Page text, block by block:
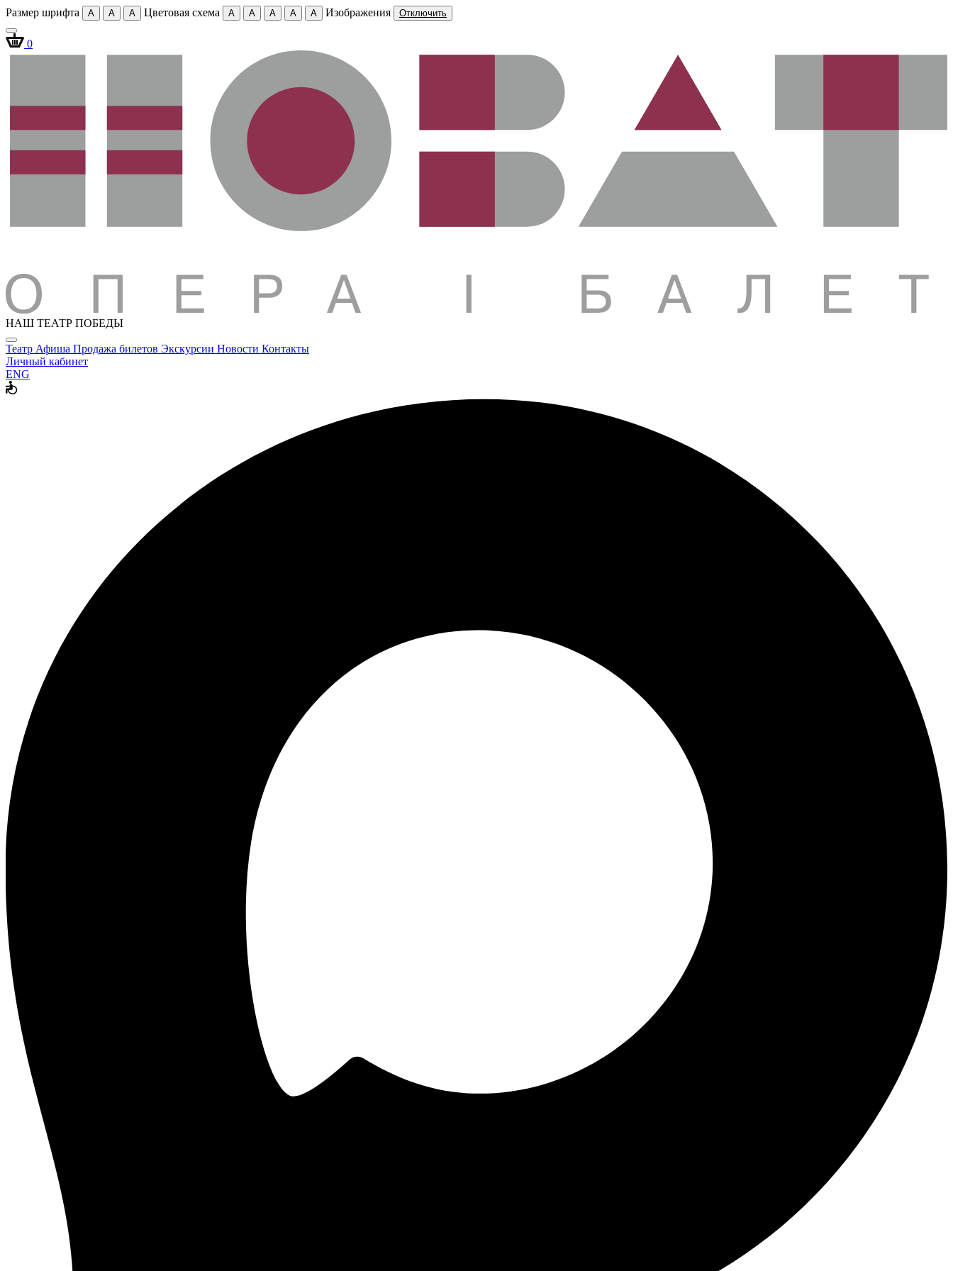
Размер шрифта A A A Цветовая схема A A A A A Изображения Отключить
0
НАШ ТЕАТР ПОБЕДЫ
Театр Афиша Продажа билетов Экскурсии Новости Контакты
Личный кабинет
ENG